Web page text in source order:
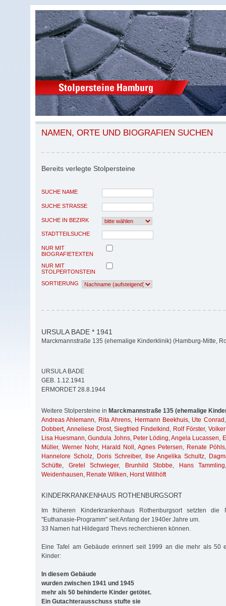
NAMEN, ORTE UND BIOGRAFIEN SUCHEN
Bereits verlegte Stolpersteine
SUCHE NAME
SUCHE STRASSE
SUCHE IN BEZIRK
STADTTEILSUCHE
NUR MIT
BIOGRAFIETEXTEN
NUR MIT
STOLPERTONSTEIN
SORTIERUNG
URSULA BADE * 1941
Marckmannstraße 135 (ehemalige Kinderklinik) (Hamburg-Mitte,
URSULA BADE
GEB. 1.12.1941
ERMORDET 28.8.1944
Weitere Stolpersteine in Marckmannstraße 135 (ehemalige
Andreas Ahlemann, Rita Ahrens, Hermann Beekhuis, Ute Conrad
Dobbert, Anneliese Drost,Siegfried Findelkind , Rolf Förster,
Lisa Huesmann,Gundula Johns, Peter Löding,Angela Lucassen,
Müller, Werner Nohr, Harald Noll , Agnes Petersen, Renate Pöhls
Hannelore Scholz, Doris Schreiber, Ilse Angelika Schultz,
Schütte, Gretel Schwieger, Brunhild Stobbe, Hans Tammling
Weidenhausen, Renate Wilken, Horst Willhöft
KINDERKRANKENHAUS ROTHENBURGSORT
Im früheren Kinderkrankenhaus Rothenburgsort setzten die
"Euthanasie-Programm" seit Anfang der 1940er Jahre um.
33 Namen hat Hildegard Thevs recherchieren können.
Eine Tafel am Gebäude erinnert seit 1999 an die mehr als 50
Kinder:
In diesem Gebäude
wurden zwischen 1941 und 1945
mehr als 50 behinderte Kinder getötet.
Ein Gutachterausschuss stufte sie